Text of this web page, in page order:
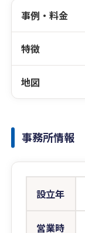
事例・料金
特徴
地図
事務所情報
設立年
営業時